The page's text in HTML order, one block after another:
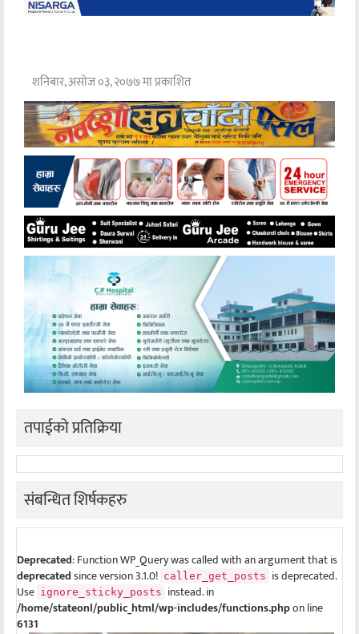
शनिबार, असोज ०३, २०७७ मा प्रकाशित
तपाईको प्रतिक्रिया
संबन्धित शिर्षकहरु
Deprecated: Function WP_Query was called with an argument that is
deprecatedsince version 3.1.0! caller_get_posts is deprecated.
Use ignore_sticky_posts instead. in
/home/stateonl/public_html/wp-includes/functions.phpon line
6131